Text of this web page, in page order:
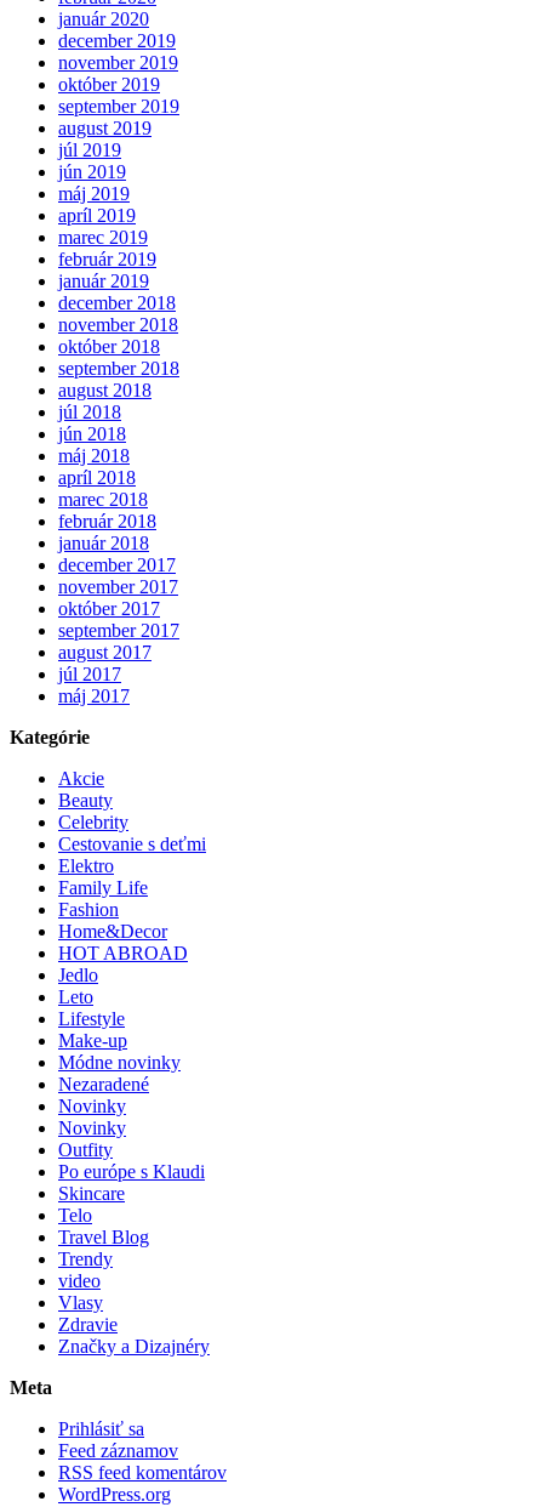
január 2020
december 2019
november 2019
október 2019
september 2019
august 2019
júl 2019
jún 2019
máj 2019
apríl 2019
marec 2019
február 2019
január 2019
december 2018
november 2018
október 2018
september 2018
august 2018
júl 2018
jún 2018
máj 2018
apríl 2018
marec 2018
február 2018
január 2018
december 2017
november 2017
október 2017
september 2017
august 2017
júl 2017
máj 2017
Kategórie
Akcie
Beauty
Celebrity
Cestovanie s deťmi
Elektro
Family Life
Fashion
Home&Decor
HOT ABROAD
Jedlo
Leto
Lifestyle
Make-up
Módne novinky
Nezaradené
Novinky
Novinky
Outfity
Po európe s Klaudi
Skincare
Telo
Travel Blog
Trendy
video
Vlasy
Zdravie
Značky a Dizajnéry
Meta
Prihlásiť sa
Feed záznamov
RSS feed komentárov
WordPress.org